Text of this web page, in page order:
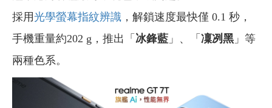
採用光學螢幕指紋辨識 ，解鎖速度最快僅 0.1 秒，
手機重量約202 g，推出「 冰鋒藍 」、「 凜冽黑 」等
兩種色系。